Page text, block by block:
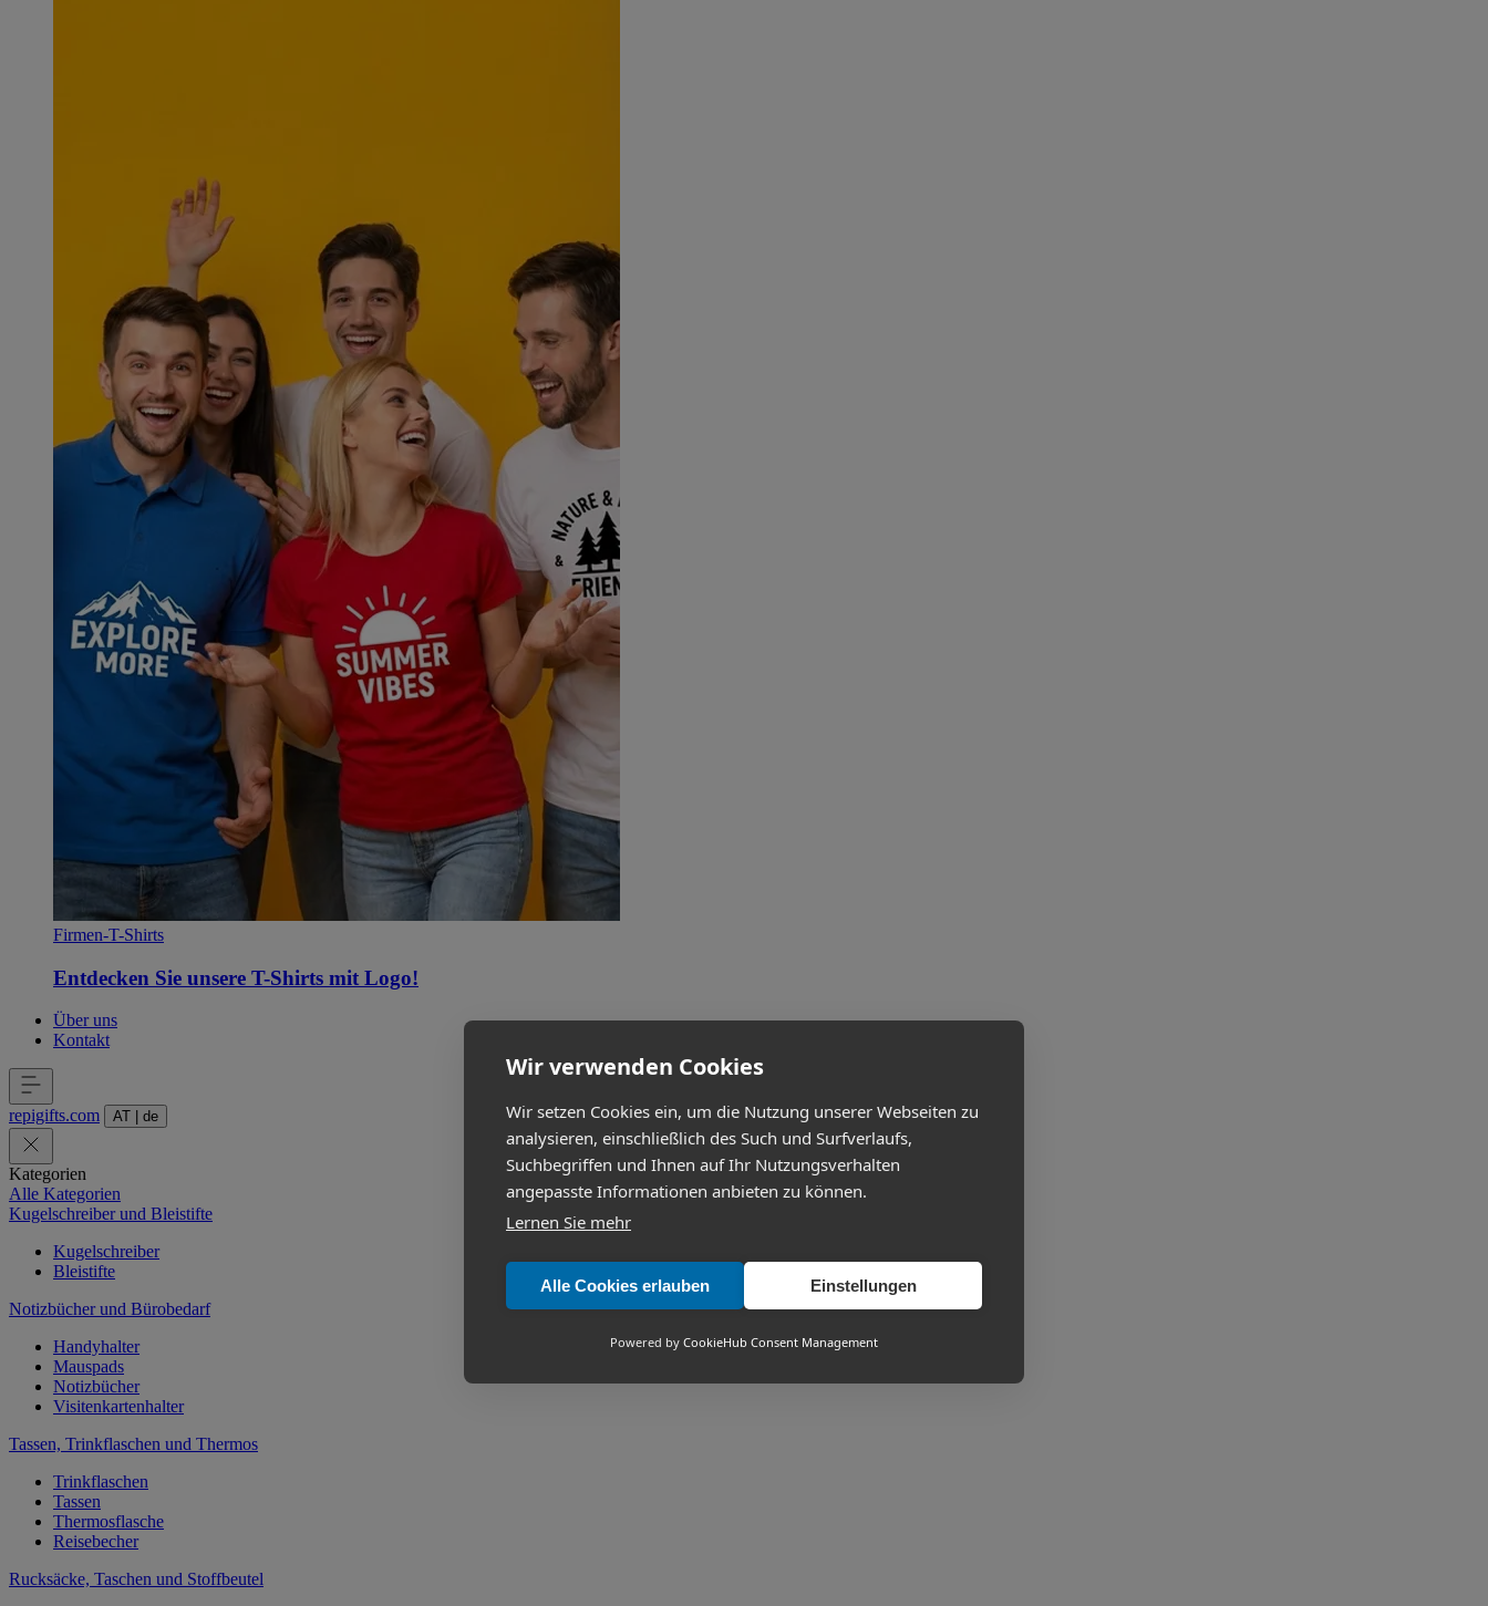
Wir verwenden Cookies
Wir setzen Cookies ein, um die Nutzung unserer Webseiten zu
analysieren, einschließlich des Such und Surfverlaufs,
Suchbegriffen und Ihnen auf Ihr Nutzungsverhalten
angepasste Informationen anbieten zu können.
Lernen Sie mehr
Alle Cookies erlauben Einstellungen
Powered by CookieHub Consent Management
Firmen-T-Shirts
Entdecken Sie unsere T-Shirts mit Logo!
Über uns
Kontakt
repigifts.com AT de
Kategorien
Alle Kategorien
Kugelschreiber und Bleistifte
Kugelschreiber
Bleistifte
Notizbücher und Bürobedarf
Handyhalter
Mauspads
Notizbücher
Visitenkartenhalter
Tassen, Trinkflaschen und Thermos
Trinkflaschen
Tassen
Thermosflasche
Reisebecher
Rucksäcke, Taschen und Stoffbeutel